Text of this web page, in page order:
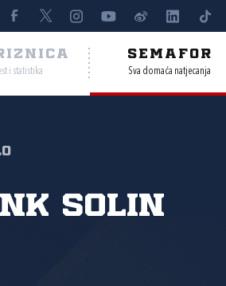
i statistika
SEMAFOR
Sva domaća natjecanja
NK Solin